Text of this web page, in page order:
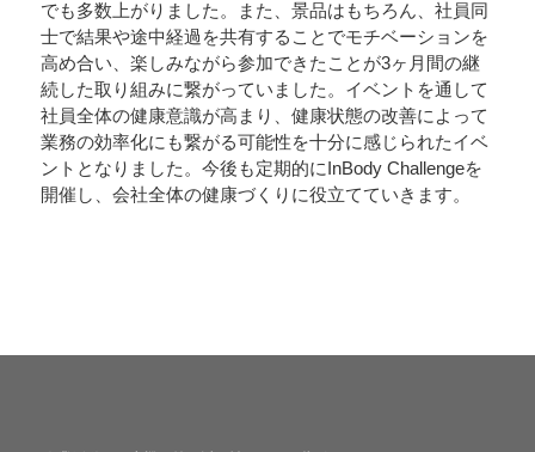
でも多数上がりました。また、景品はもちろん、社員同
士で結果や途中経過を共有することでモチベーションを
高め合い、楽しみながら参加できたことが3ヶ月間の継
続した取り組みに繋がっていました。イベントを通して
社員全体の健康意識が高まり、健康状態の改善によって
業務の効率化にも繋がる可能性を十分に感じられたイベ
ントとなりました。今後も定期的にInBody Challengeを
開催し、会社全体の健康づくりに役立てていきます。